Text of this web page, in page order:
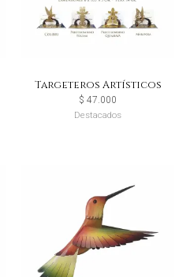
Targeteros Artísticos
$ 47.000
Destacados